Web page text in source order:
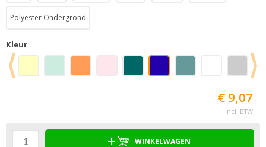
Polyester Ondergrond
Kleur
€ 9,07
incl. BTW
WINKELWAGEN